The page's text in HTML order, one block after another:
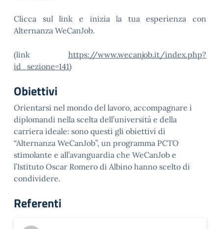
Clicca sul link e inizia la tua esperienza con
Alternanza WeCanJob.
(link
https://www.wecanjob.it/index.php?
id_sezione=141)
Obiettivi
Orientarsi nel mondo del lavoro, accompagnare i
diplomandi nella scelta dell’università e della
carriera ideale: sono questi gli obiettivi di
“Alternanza WeCanJob”, un programma PCTO
stimolante e all’avanguardia che WeCanJob e
l’Istituto Oscar Romero di Albino hanno scelto di
condividere.
Referenti